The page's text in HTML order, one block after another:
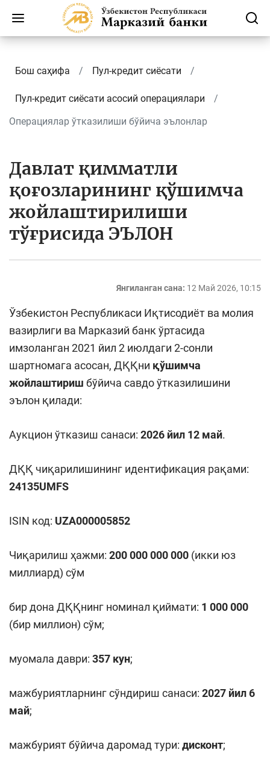
Бош саҳифа Пул-кредит сиёсати
Пул-кредит сиёсати асосий операциялари
Операциялар ўтказилиши бўйича эълонлар
Давлат қимматли
қоғозларининг қўшимча
жойлаштирилиши
тўғрисида ЭЪЛОН
Янгиланган сана: 12 Май 2026, 10:15
Ўзбекистон Республикаси Иқтисодиёт ва молия
вазирлиги ва Марказий банк ўртасида
имзоланган 2021 йил 2 июлдаги 2-сонли
шартномага асосан, ДҚҚни қўшимча
жойлаштириш бўйича савдо ўтказилишини
эълон қилади:
Аукцион ўтказиш санаси: 2026 йил 12 май.
ДҚҚ чиқарилишининг идентификация рақами:
24135UMFS
ISIN код: UZA000005852
Чиқарилиш ҳажми: 200 000 000 000 (икки юз
миллиард) сўм
бир дона ДҚҚнинг номинал қиймати: 1 000 000
(бир миллион) сўм;
муомала даври: 357 кун;
мажбуриятларнинг сўндириш санаси: 2027 йил6
май;
мажбурият бўйича даромад тури: дисконт;